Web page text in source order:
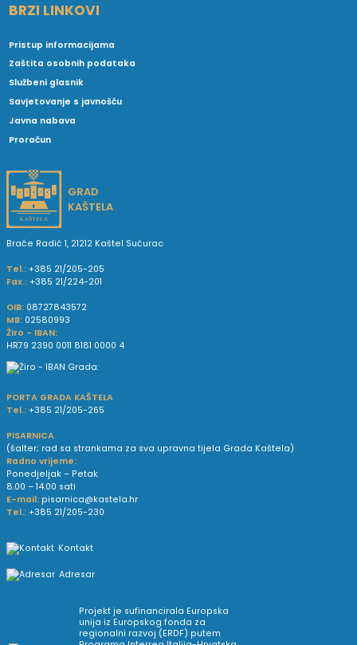
BRZI LINKOVI
Pristup informacijama
Zaštita osobnih podataka
Službeni glasnik
Savjetovanje s javnošću
Javna nabava
Proračun
GRAD
KAŠTELA
Braće Radić 1, 21212 Kaštel Sućurac
Tel.: +385 21/205-205
Fax.: +385 21/224-201
OIB: 08727843572
MB: 02580993
Žiro - IBAN:
HR79 2390 0011 8181 0000 4
PORTA GRADA KAŠTELA
Tel.: +385 21/205-265
PISARNICA
(šalter; rad sa strankama za sva upravna tijela Grada Kaštela)
Radno vrijeme:
Ponedjeljak – Petak
8.00 – 14.00 sati
E-mail: pisarnica@kastela.hr
Tel.: +385 21/205-230
Kontakt
Adresar
Projekt je sufinancirala Europska
unija iz Europskog fonda za
regionalni razvoj (ERDF) putem